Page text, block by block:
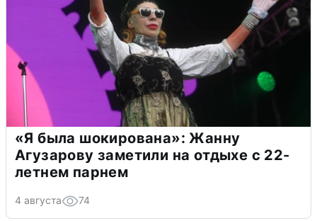
«Я была шокирована»: Жанну
Агузарову заметили на отдыхе с 22-
летнем парнем
4 августа 74